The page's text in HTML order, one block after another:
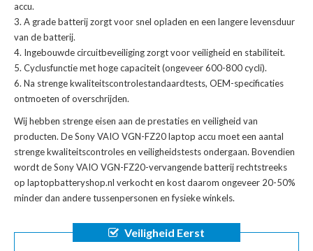
accu.
A grade batterij zorgt voor snel opladen en een langere levensduur
van de batterij.
Ingebouwde circuitbeveiliging zorgt voor veiligheid en stabiliteit.
Cyclusfunctie met hoge capaciteit (ongeveer 600-800 cycli).
Na strenge kwaliteitscontrolestandaardtests, OEM-specificaties
ontmoeten of overschrijden.
Wij hebben strenge eisen aan de prestaties en veiligheid van
producten. DeSony VAIO VGN-FZ20 laptop accu moet een aantal
strenge kwaliteitscontroles en veiligheidstests ondergaan. Bovendien
wordt deSony VAIO VGN-FZ20-vervangende batterijrechtstreeks
op laptopbatteryshop.nl verkocht en kost daarom ongeveer 20-50%
minder dan andere tussenpersonen en fysieke winkels.
Veiligheid Eerst